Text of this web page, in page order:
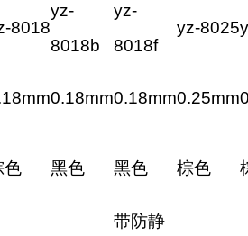
8018
yz-
8018b
yz-
8018f
yz-8025
0.18mm0.18mm0.25mm
色 黑色 黑色 棕色
带防静